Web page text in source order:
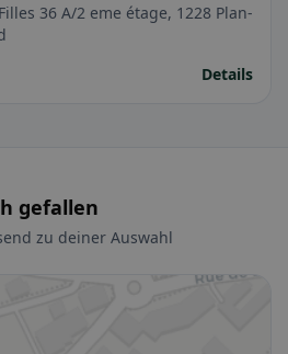
36 A/2 eme étage, 1228 Plan-
Details
gefallen
zu deiner Auswahl